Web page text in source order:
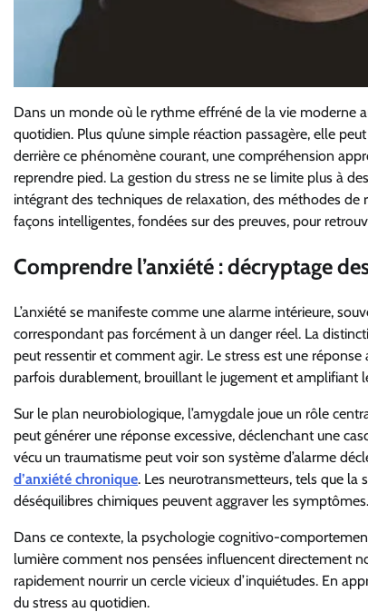
Dans un monde où le rythme effréné de la vie moderne
quotidien. Plus qu’une simple réaction passagère, elle
derrière ce phénomène courant, une compréhension
reprendre pied. La gestion du stress ne se limite plus à
intégrant des techniques de relaxation, des méthodes de
façons intelligentes, fondées sur des preuves, pour
Comprendre l’anxiété : décryptage
L’anxiété se manifeste comme une alarme intérieure,
correspondant pas forcément à un danger réel. La
peut ressentir et comment agir. Le stress est une
parfois durablement, brouillant le jugement et amplifiant
Sur le plan neurobiologique, l’amygdale joue un rôle
peut générer une réponse excessive, déclenchant une
vécu un traumatisme peut voir son système d’alarme
d’anxiété chronique. Les neurotransmetteurs, tels que la
déséquilibres chimiques peuvent aggraver les symptômes.
Dans ce contexte, la psychologie cognitivo-
lumière comment nos pensées influencent directement
rapidement nourrir un cercle vicieux d’inquiétudes. En
du stress au quotidien.